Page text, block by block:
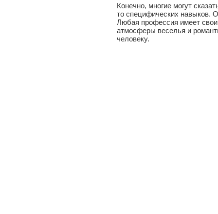
Конечно, многие могут
то специфических навыков.
Любая профессия имеет
атмосферы веселья и
человеку.